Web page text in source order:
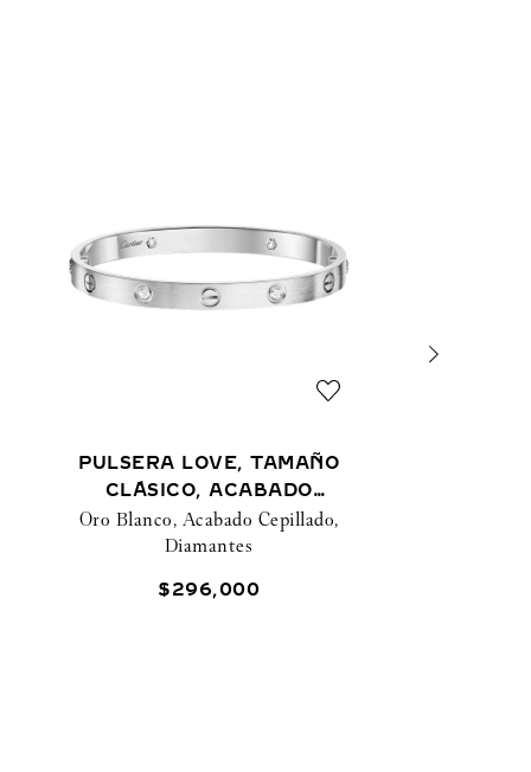
PULSERA LOVE, TAMAÑO
CLÁSICO, ACABADO
CEPILLADO, 4 DIAMANTES
Oro Blanco, Acabado Cepillado,
Diamantes
$296,000